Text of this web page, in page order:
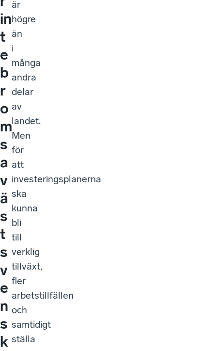
in
t
e
b
r
o
m
s
a
v
ä
s
t
s
v
e
n
s
k
är
högre
än
i
många
andra
delar
av
landet.
Men
för
att
investeringsplanerna
ska
kunna
bli
till
verklig
tillväxt,
fler
arbetstillfällen
och
samtidigt
ställa